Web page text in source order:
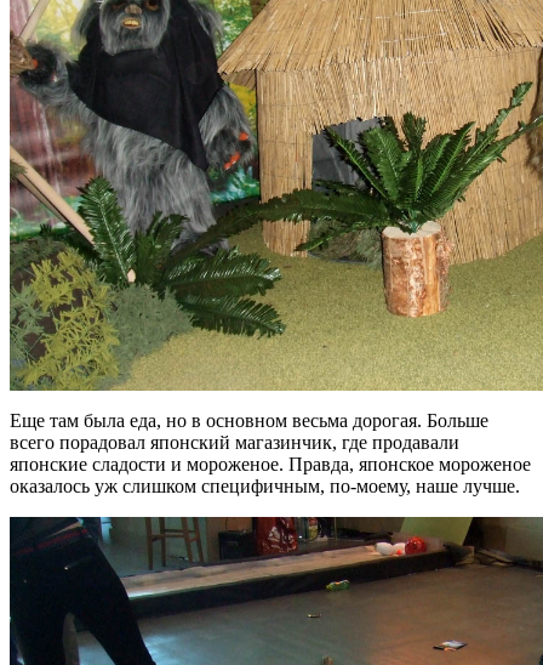
Еще там была еда, но в основном весьма дорогая. Больше
всего порадовал японский магазинчик, где продавали
японские сладости и мороженое. Правда, японское мороженое
оказалось уж слишком специфичным, по-моему, наше лучше.